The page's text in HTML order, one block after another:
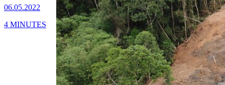
06.05.2022
4 MINUTES